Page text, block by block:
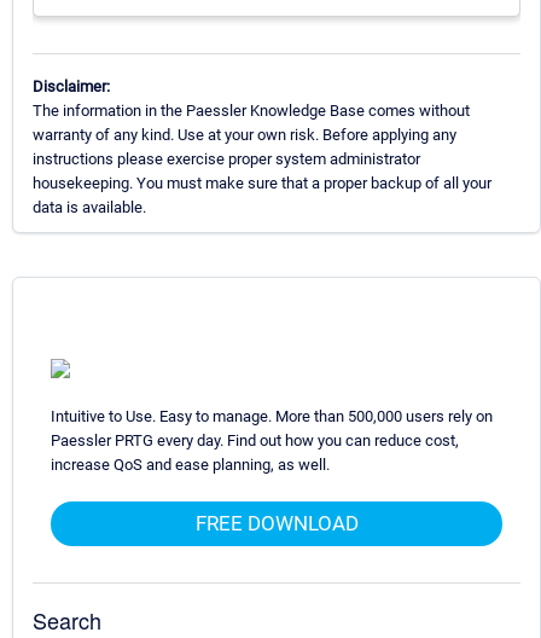
Disclaimer:
The information in the Paessler Knowledge Base comes without
warranty of any kind. Use at your own risk. Before applying any
instructions please exercise proper system administrator
housekeeping. You must make sure that a proper backup of all your
data is available.
Intuitive to Use. Easy to manage. More than 500,000 users rely on
Paessler PRTG every day. Find out how you can reduce cost,
increase QoS and ease planning, as well.
FREE DOWNLOAD
Search